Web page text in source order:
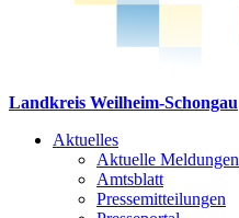
Landkreis Weilheim-Schongau
Aktuelles
Aktuelle Meldungen
Amtsblatt
Pressemitteilungen